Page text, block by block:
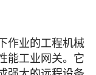
作业的工程机械
能工业网关。它